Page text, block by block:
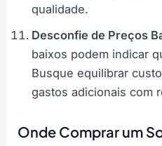
qualidade.
Desconfie de Preços
baixos podem indicar
Busque equilibrar
gastos adicionais com
Onde Comprar um